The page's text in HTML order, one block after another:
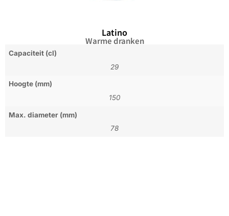
Latino
Warme dranken
Capaciteit (cl)
29
Hoogte (mm)
150
Max. diameter (mm)
78